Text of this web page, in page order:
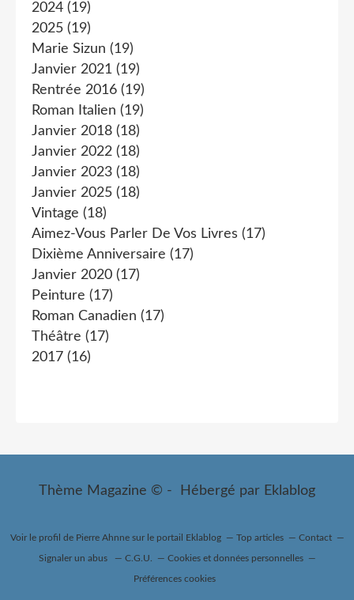
2024 (19)
2025 (19)
Marie Sizun (19)
Janvier 2021 (19)
Rentrée 2016 (19)
Roman Italien (19)
Janvier 2018 (18)
Janvier 2022 (18)
Janvier 2023 (18)
Janvier 2025 (18)
Vintage (18)
Aimez-Vous Parler De Vos Livres (17)
Dixième Anniversaire (17)
Janvier 2020 (17)
Peinture (17)
Roman Canadien (17)
Théâtre (17)
2017 (16)
Thème Magazine © - Hébergé par Eklablog
Voir le profil de Pierre Ahnnesur le portail Eklablog Top articles Contact
Signaler un abus C.G.U. Cookies et données personnelles
Préférences cookies